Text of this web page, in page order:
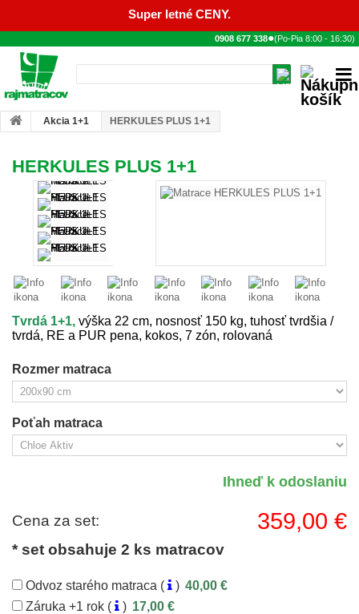
Super letné CENY.
0908 677 338●(Po-Pia 8:00 - 16:30)
Akcia 1+1 HERKULES PLUS 1+1
HERKULES PLUS 1+1
Tvrdá 1+1, výška 22 cm, nosnosť 150 kg, tuhosť tvrdšia /
tvrdá, RE a PUR pena, kokos, 7 zón, rolovaná
Rozmer matraca
Poťah matraca
Ihneď k odoslaniu
Cena za set:
* set obsahuje 2 ks matracov
359,00 €
Odvoz starého matraca ( ) 40,00 €
Záruka +1 rok (
) 17,00 €